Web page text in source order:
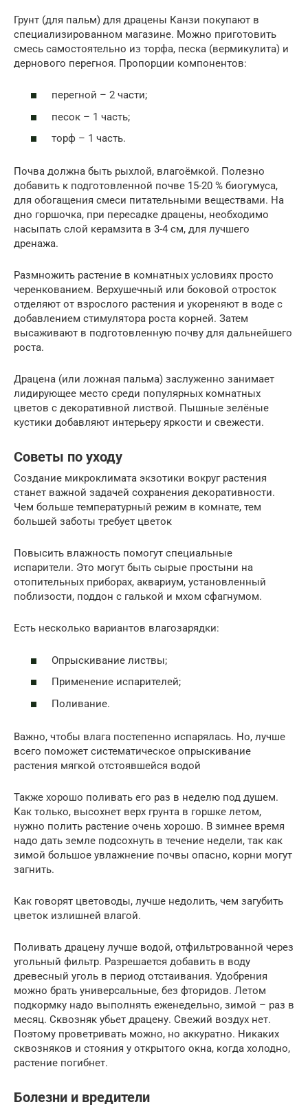
Грунт (для пальм) для драцены Канзи покупают в
специализированном магазине. Можно приготовить
смесь самостоятельно из торфа, песка (вермикулита) и
дернового перегноя. Пропорции компонентов:
перегной – 2 части;
песок – 1 часть;
торф – 1 часть.
Почва должна быть рыхлой, влагоёмкой. Полезно
добавить к подготовленной почве 15-20 % биогумуса,
для обогащения смеси питательными веществами. На
дно горшочка, при пересадке драцены, необходимо
насыпать слой керамзита в 3-4 см, для лучшего
дренажа.
Размножить растение в комнатных условиях просто
черенкованием. Верхушечный или боковой отросток
отделяют от взрослого растения и укореняют в воде с
добавлением стимулятора роста корней. Затем
высаживают в подготовленную почву для дальнейшего
роста.
Драцена (или ложная пальма) заслуженно занимает
лидирующее место среди популярных комнатных
цветов с декоративной листвой. Пышные зелёные
кустики добавляют интерьеру яркости и свежести.
Советы по уходу
Создание микроклимата экзотики вокруг растения
станет важной задачей сохранения декоративности.
Чем больше температурный режим в комнате, тем
большей заботы требует цветок
Повысить влажность помогут специальные
испарители. Это могут быть сырые простыни на
отопительных приборах, аквариум, установленный
поблизости, поддон с галькой и мхом сфагнумом.
Есть несколько вариантов влагозарядки:
Опрыскивание листвы;
Применение испарителей;
Поливание.
Важно, чтобы влага постепенно испарялась. Но, лучше
всего поможет систематическое опрыскивание
растения мягкой отстоявшейся водой
Также хорошо поливать его раз в неделю под душем.
Как только, высохнет верх грунта в горшке летом,
нужно полить растение очень хорошо. В зимнее время
надо дать земле подсохнуть в течение недели, так как
зимой большое увлажнение почвы опасно, корни могут
загнить.
Как говорят цветоводы, лучше недолить, чем загубить
цветок излишней влагой.
Поливать драцену лучше водой, отфильтрованной через
угольный фильтр. Разрешается добавить в воду
древесный уголь в период отстаивания. Удобрения
можно брать универсальные, без фторидов. Летом
подкормку надо выполнять еженедельно, зимой – раз в
месяц. Сквозняк убьет драцену. Свежий воздух нет.
Поэтому проветривать можно, но аккуратно. Никаких
сквозняков и стояния у открытого окна, когда холодно,
растение погибнет.
Болезни и вредители